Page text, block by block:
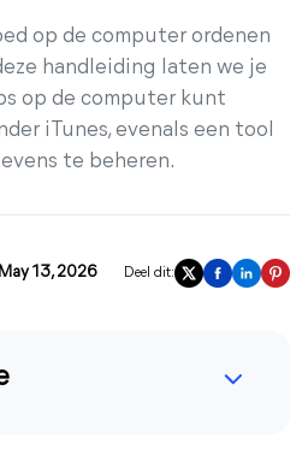
op de computer ordenen
handleiding laten we je
op de computer kunt
iTunes, evenals een tool
te beheren.
13, 2026 Deel dit: